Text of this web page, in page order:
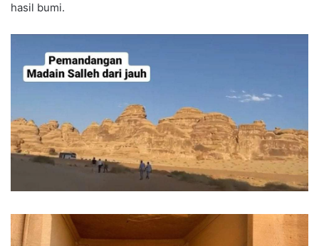
hasil bumi.